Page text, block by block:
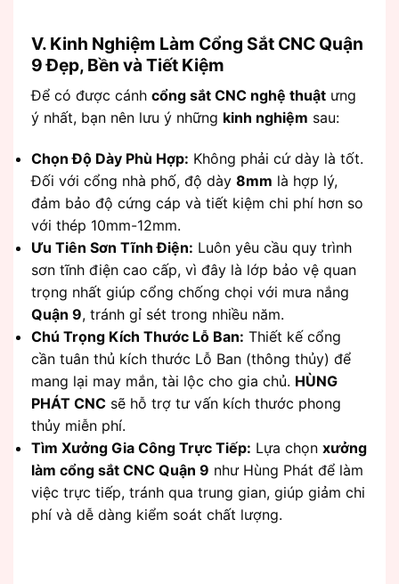
V. Kinh Nghiệm Làm Cổng Sắt CNC Quận
9 Đẹp, Bền và Tiết Kiệm
Để có được cánh cổng sắt CNC nghệ thuật ưng
ý nhất, bạn nên lưu ý những kinh nghiệm sau:
Chọn Độ Dày Phù Hợp: Không phải cứ dày là tốt.
Đối với cổng nhà phố, độ dày 8mm là hợp lý,
đảm bảo độ cứng cáp và tiết kiệm chi phí hơn so
với thép 10mm-12mm.
Ưu Tiên Sơn Tĩnh Điện: Luôn yêu cầu quy trình
sơn tĩnh điện cao cấp, vì đây là lớp bảo vệ quan
trọng nhất giúp cổng chống chọi với mưa nắng
Quận 9, tránh gỉ sét trong nhiều năm.
Chú Trọng Kích Thước Lỗ Ban: Thiết kế cổng
cần tuân thủ kích thước Lỗ Ban (thông thủy) để
mang lại may mắn, tài lộc cho gia chủ. HÙNG
PHÁT CNC sẽ hỗ trợ tư vấn kích thước phong
thủy miễn phí.
Tìm Xưởng Gia Công Trực Tiếp: Lựa chọn xưởng
làm cổng sắt CNC Quận 9 như Hùng Phát để làm
việc trực tiếp, tránh qua trung gian, giúp giảm chi
phí và dễ dàng kiểm soát chất lượng.